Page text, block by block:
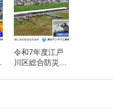
令和7年度江戸
川区総合防災訓